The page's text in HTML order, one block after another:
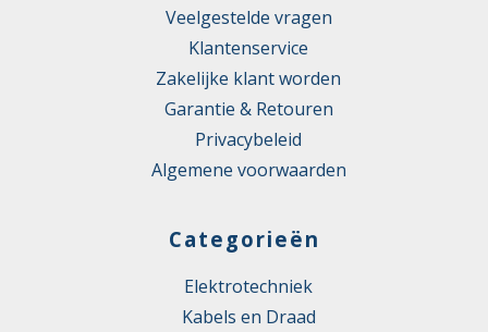
Veelgestelde vragen
Klantenservice
Zakelijke klant worden
Garantie & Retouren
Privacybeleid
Algemene voorwaarden
Categorieën
Elektrotechniek
Kabels en Draad